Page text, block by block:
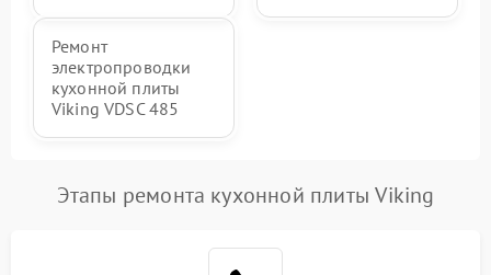
Ремонт
электропроводки
кухонной плиты
Viking VDSC 485
Этапы ремонта кухонной плиты Viking